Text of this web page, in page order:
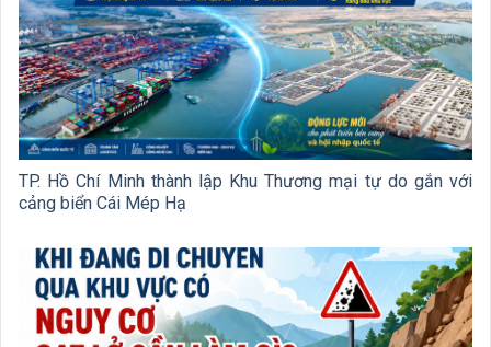
TP. Hồ Chí Minh thành lập Khu Thương mại tự do gắn với
cảng biển Cái Mép Hạ